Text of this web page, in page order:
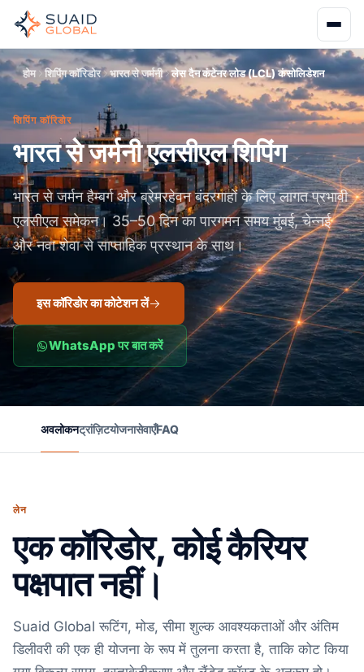
होम शिपिंग कॉरिडोर भारत से जर्मनी लेस दैन कंटेनर लोड (LCL) कंसोलिडेशन
शिपिंग कॉरिडोर
भारत से जर्मनी एलसीएल शिपिंग
भारत से जर्मन हैम्बर्ग और ब्रेमरहेवन बंदरगाहों के लिए लागत प्रभावी
एलसीएल समेकन। 35–50 दिन का पारगमन समय मुंबई, चेन्नई
और नवा शेवा से साप्ताहिक प्रस्थान के साथ।
इस कॉरिडोर का कोटेशन लें
WhatsApp पर बात करें
अवलोकनट्रांज़िटयोजनासेवाएँFAQ
लेन
एक कॉरिडोर, कोई कैरियर
पक्षपात नहीं।
Suaid Global रूटिंग, मोड, सीमा शुल्क आवश्यकताओं और अंतिम
डिलीवरी की एक ही योजना के रूप में तुलना करता है, ताकि कोट किया